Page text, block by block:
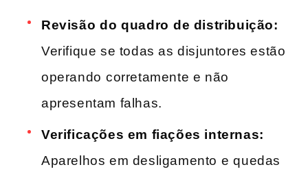
Revisão ⁢do quadro ⁢de distribuição:
Verifique se todas as disjuntores estão
operando⁣ corretamente e não
apresentam falhas.
Verificações em fiações internas:
Aparelhos em desligamento ⁣e quedas